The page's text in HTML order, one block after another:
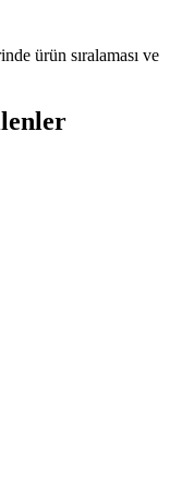
ürün sıralaması ve